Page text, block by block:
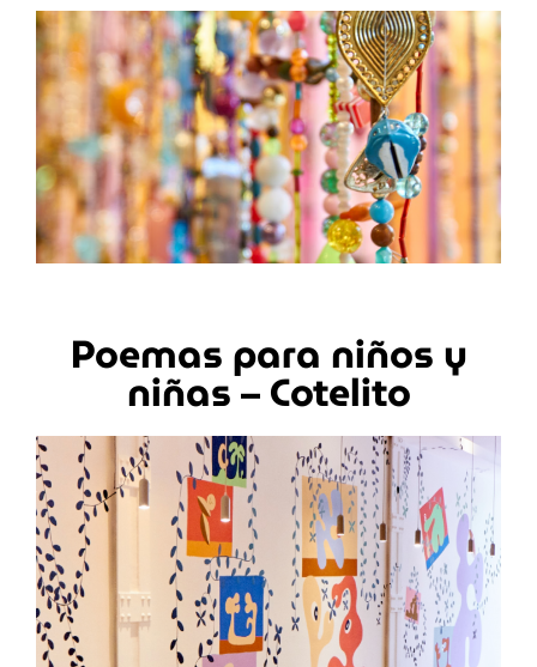
Poemas para niños y
niñas – Cotelito